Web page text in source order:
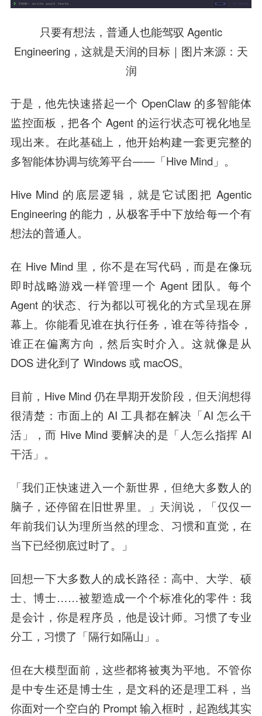
只要有想法，普通人也能驾驭 Agentic
Engineering，这就是天润的目标｜图片来源：天
润
于是，他先快速搭起一个 OpenClaw 的多智能体
监控面板，把各个 Agent 的运行状态可视化地呈
现出来。在此基础上，他开始构建一套更完整的
多智能体协调与统筹平台——「Hive Mind」。
Hive Mind 的底层逻辑，就是它试图把 Agentic
Engineering 的能力，从极客手中下放给每一个有
想法的普通人。
在 Hive Mind 里，你不是在写代码，而是在像玩
即时战略游戏一样管理一个 Agent 团队。每个
Agent 的状态、行为都以可视化的方式呈现在屏
幕上。你能看见谁在执行任务，谁在等待指令，
谁正在偏离方向，然后实时介入。这就像是从
DOS 进化到了 Windows 或 macOS。
目前，Hive Mind 仍在早期开发阶段，但天润想得
很清楚：市面上的 AI 工具都在解决「AI 怎么干
活」，而 Hive Mind 要解决的是「人怎么指挥 AI
干活」。
「我们正快速进入一个新世界，但绝大多数人的
脑子，还停留在旧世界里。」天润说，「仅仅一
年前我们认为理所当然的理念、习惯和直觉，在
当下已经彻底过时了。」
回想一下大多数人的成长路径：高中、大学、硕
士、博士……被塑造成一个个标准化的零件：我
是会计，你是程序员，他是设计师。习惯了专业
分工，习惯了「隔行如隔山」。
但在大模型面前，这些都将被夷为平地。不管你
是中专生还是博士生，是文科的还是理工科，当
你面对一个空白的 Prompt 输入框时，起跑线其实